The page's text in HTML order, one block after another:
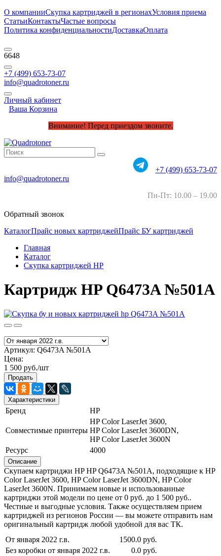
О компанииСкупка картриджей в регионахУсловия приема
СтатьиКонтактыЧастые вопросы
Политика конфиденциальностиДоставкаОплата
6648
+7 (499) 653-73-07
info@quadrotoner.ru
Личный кабинет
Ваша Корзина
Внимание! Перед приездом звоните.
+7 (499) 653-73-07
info@quadrotoner.ru
Пн-Пт: 10.00 – 19.00
Обратный звонок
КаталогПрайс новых картриджейПрайс БУ картриджей
Главная
Каталог
Скупка картриджей HP
Картридж HP Q6473A №501A
Артикул: Q6473A №501A
Цена:
1 500 руб./шт
Продать
Характеристики
Бренд HP
Совместимые принтеры
HP Color LaserJet 3600,
HP Color LaserJet 3600DN,
HP Color LaserJet 3600N
Ресурс
4000
Описание
Скупаем картриджи HP HP Q6473A №501A, подходящие к HP
Color LaserJet 3600, HP Color LaserJet 3600DN, HP Color
LaserJet 3600N. Принимаем новые и использованные
картриджи этой модели по цене от 0 руб. до 1 500 руб..
Честные и выгодные условия. Также осуществляем прием
картриджей из регионов России — вы можете отправить нам
оригинальный картридж любой удобной для вас ТК.
От января 2022 г.в.
1500.0 руб.
Без коробки от января 2022 г.в.
0.0 руб.